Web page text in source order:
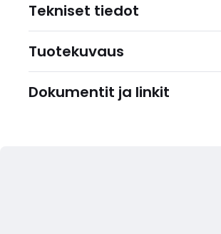
Tekniset tiedot
Tuotekuvaus
Dokumentit ja linkit